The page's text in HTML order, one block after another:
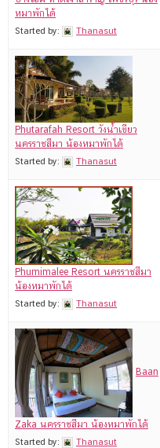
หมาพักได้
Started by: Thanasut
Phutarafah Resort วังน้ำเขียว
นครราชสีมา น้องหมาพักได้
Started by: Thanasut
Phumimalee Resort นครราชสีมา
น้องหมาพักได้
Started by: Thanasut
Baan
Zaka นครราชสีมา น้องหมาพักได้
Started by: Thanasut